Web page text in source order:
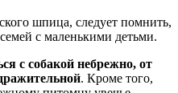
шпица, следует помнить,
с маленькими детьми.
с собакой небрежно, от
. Кроме того,